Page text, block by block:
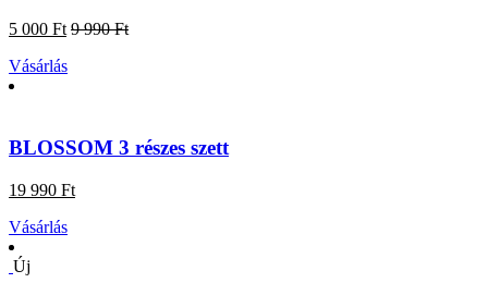
5 000 Ft 9 990 Ft
Vásárlás
BLOSSOM 3 részes szett
19 990 Ft
Vásárlás
Új